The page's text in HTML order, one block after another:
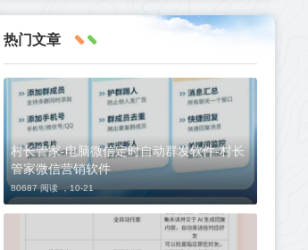
热门文章
村长管家-电脑微信定时自动群发软件-村长
管家微信营销软件
80687 阅读 ，10-21